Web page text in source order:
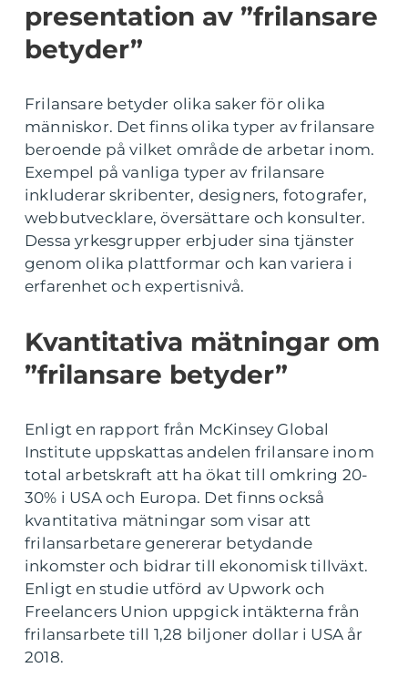
presentation av ”frilansare
betyder”
Frilansare betyder olika saker för olika
människor. Det finns olika typer av frilansare
beroende på vilket område de arbetar inom.
Exempel på vanliga typer av frilansare
inkluderar skribenter, designers, fotografer,
webbutvecklare, översättare och konsulter.
Dessa yrkesgrupper erbjuder sina tjänster
genom olika plattformar och kan variera i
erfarenhet och expertisnivå.
Kvantitativa mätningar om
”frilansare betyder”
Enligt en rapport från McKinsey Global
Institute uppskattas andelen frilansare inom
total arbetskraft att ha ökat till omkring 20-
30% i USA och Europa. Det finns också
kvantitativa mätningar som visar att
frilansarbetare genererar betydande
inkomster och bidrar till ekonomisk tillväxt.
Enligt en studie utförd av Upwork och
Freelancers Union uppgick intäkterna från
frilansarbete till 1,28 biljoner dollar i USA år
2018.